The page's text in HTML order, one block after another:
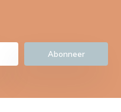
Abonneer